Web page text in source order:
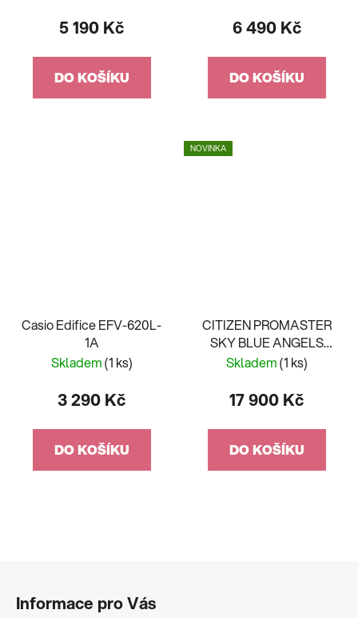
5 190 Kč
DO KOŠÍKU
6 490 Kč
DO KOŠÍKU
Casio Edifice EFV-620L-
1A
Skladem(1 ks)
3 290 Kč
DO KOŠÍKU
NOVINKA
CITIZEN PROMASTER
SKY BLUE ANGELS
JY8078-52L
Skladem(1 ks)
17 900 Kč
DO KOŠÍKU
Informace pro Vás